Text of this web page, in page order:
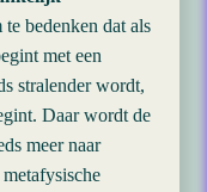
bedenken dat als
met een
stralender wordt,
Daar wordt de
meer naar